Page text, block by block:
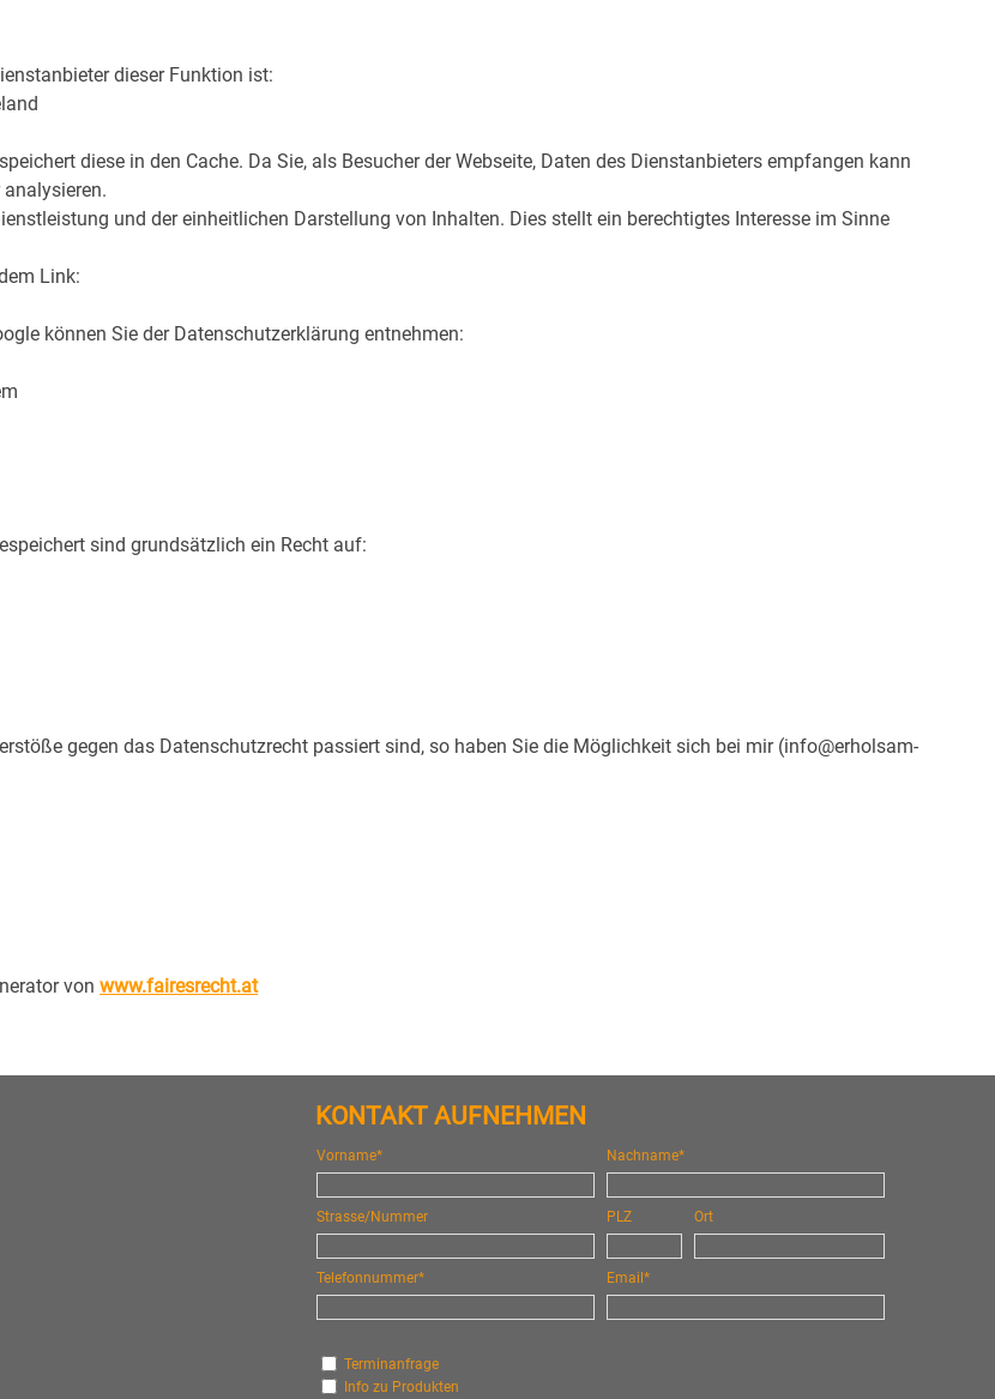
dieser Funktion ist:
diese in den Cache. Da Sie, als Besucher der Webseite, Daten des Dienstanbieters empfangen kann
und der einheitlichen Darstellung von Inhalten. Dies stellt ein berechtigtes Interesse im Sinne
Link:
können Sie der Datenschutzerklärung entnehmen:
sind grundsätzlich ein Recht auf:
gegen das Datenschutzrecht passiert sind, so haben Sie die Möglichkeit sich bei mir (info@erholsam-
vonwww.fairesrecht.at
Vorname* Nachname*
Strasse/Nummer PLZ Ort
Telefonnummer* Email*
Terminanfrage
Info zu Produkten
KONTAKT AUFNEHMEN